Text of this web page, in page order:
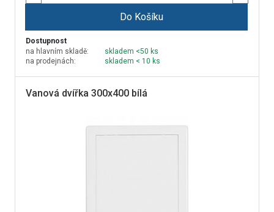
Do Košíku
Dostupnost
na hlavním skladě:
skladem <50 ks
na prodejnách:
skladem < 10 ks
Vanová dvířka 300x400 bílá